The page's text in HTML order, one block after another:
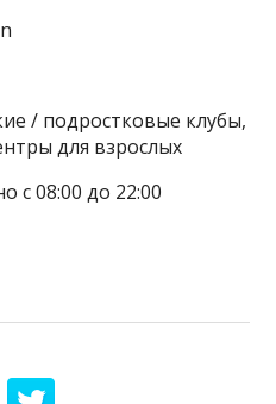
/ подростковые клубы,
для взрослых
с 08:00 до 22:00